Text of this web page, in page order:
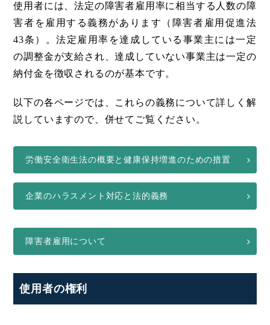
使用者には、法定の障害者雇用率に相当する人数の障
害者を雇用する義務があります（障害者雇用促進法
43条）。法定雇用率を達成している事業主には一定
の調整金が支給され、達成していない事業主は一定の
納付金を徴収されるのが基本です。
以下の各ページでは、これらの義務について詳しく解
説していますので、併せてご覧ください。
労働安全衛生法の概要と健康保持増進のための措置
企業のハラスメント対応と法的義務
障害者雇用について
使用者の権利